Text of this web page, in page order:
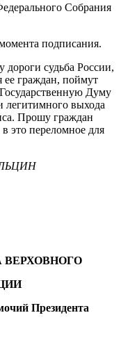
Собрания
подписания.
судьба России,
ее граждан, поймут
Думу
легитимного выхода
Прошу граждан
это переломное для
Президента